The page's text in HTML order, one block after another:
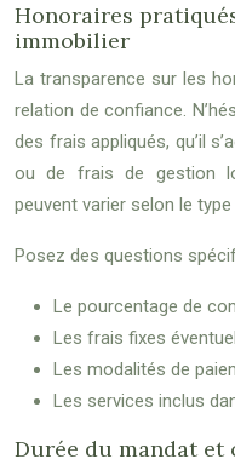
Honoraires
immobilier
La transparence sur les
relation de confiance.
des frais appliqués, qu’il
ou de frais de gestion
peuvent varier selon le
Posez des questions
Le pourcentage de
Les frais fixes
Les modalités de
Les services inclus
Durée du mandat